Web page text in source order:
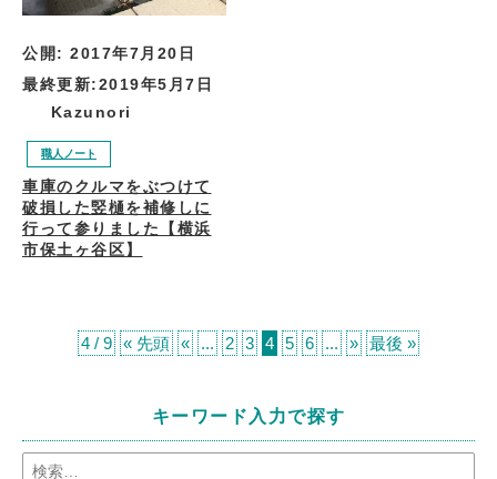
公開: 2017年7月20日
最終更新:2019年5月7日
Kazunori
職人ノート
車庫のクルマをぶつけて
破損した竪樋を補修しに
行って参りました【横浜
市保土ヶ谷区】
4 / 9 « 先頭 « ... 2 3 4 5 6 ... » 最後 »
キーワード入力で探す